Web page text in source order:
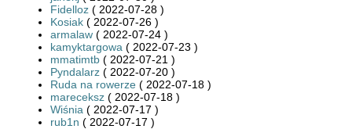
Fidelloz ( 2022-07-28 )
Kosiak ( 2022-07-26 )
armalaw ( 2022-07-24 )
kamyktargowa ( 2022-07-23 )
mmatimtb ( 2022-07-21 )
Pyndalarz ( 2022-07-20 )
Ruda na rowerze ( 2022-07-18 )
mareceksz ( 2022-07-18 )
Wiśnia ( 2022-07-17 )
rub1n ( 2022-07-17 )